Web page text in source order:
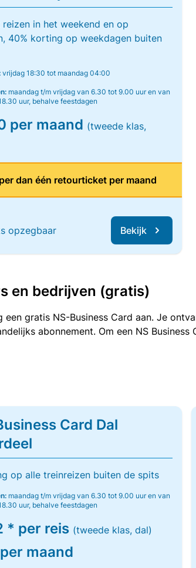
reizen in het weekend en op
40% korting op weekdagen buiten
vrijdag 18:30 tot maandag 04:00
maandag t/m vrijdag van 6.30 tot 9.00 uur en van
uur, behalve feestdagen
per maand (tweede klas,
dan één retourticket per maand
opzegbaar Bekijk
en bedrijven (gratis)
gratis NS-Business Card aan. Je
abonnement. Om een NS
Card Dal
op alle treinreizen buiten de spits
maandag t/m vrijdag van 6.30 tot 9.00 uur en van
uur, behalve feestdagen
* per reis (tweede klas, dal)
maand